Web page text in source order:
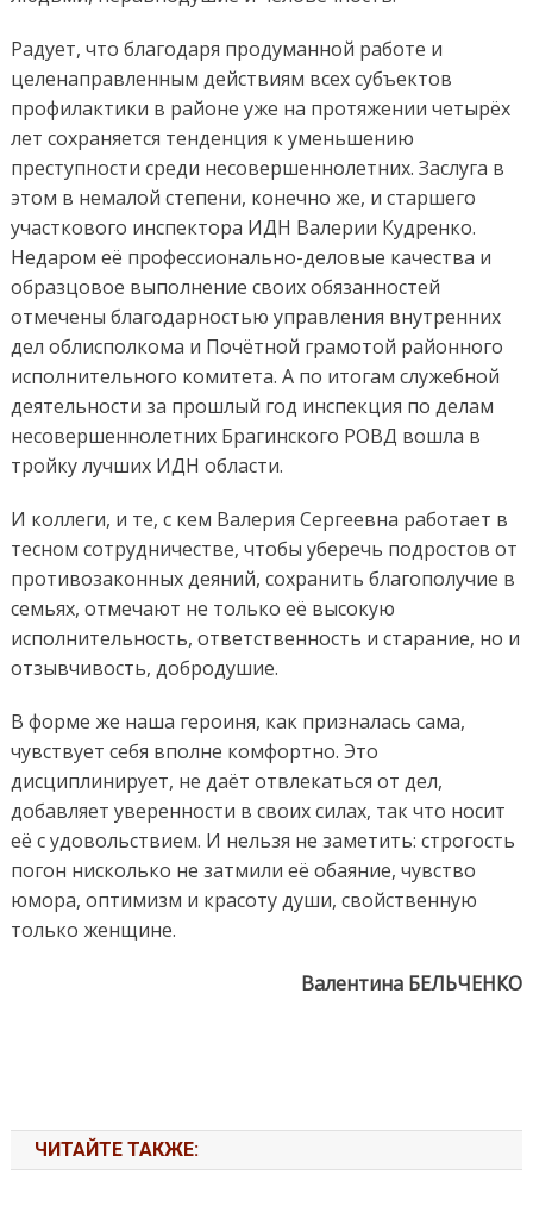
Радует, что благодаря продуманной работе и
целенаправленным действиям всех субъектов
профилактики в районе уже на протяжении четырёх
лет сохраняется тенденция к уменьшению
преступности среди несовершеннолетних. Заслуга в
этом в немалой степени, конечно же, и старшего
участкового инспектора ИДН Валерии Кудренко.
Недаром её профессионально-деловые качества и
образцовое выполнение своих обязанностей
отмечены благодарностью управления внутренних
дел облисполкома и Почётной грамотой районного
исполнительного комитета. А по итогам служебной
деятельности за прошлый год инспекция по делам
несовершеннолетних Брагинского РОВД вошла в
тройку лучших ИДН области.
И коллеги, и те, с кем Валерия Сергеевна работает в
тесном сотрудничестве, чтобы уберечь подростов от
противозаконных деяний, сохранить благополучие в
семьях, отмечают не только её высокую
исполнительность, ответственность и старание, но и
отзывчивость, добродушие.
В форме же наша героиня, как призналась сама,
чувствует себя вполне комфортно. Это
дисциплинирует, не даёт отвлекаться от дел,
добавляет уверенности в своих силах, так что носит
её с удовольствием. И нельзя не заметить: строгость
погон нисколько не затмили её обаяние, чувство
юмора, оптимизм и красоту души, свойственную
только женщине.
Валентина БЕЛЬЧЕНКО
ЧИТАЙТЕ ТАКЖЕ: